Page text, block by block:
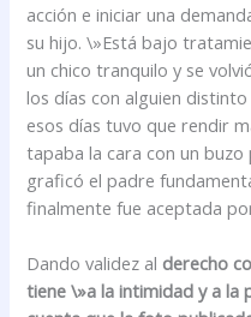
acción e iniciar una
su hijo. \»Está bajo
un chico tranquilo y se
los días con alguien
esos días tuvo que rendir
tapaba la cara con un
graficó el padre
finalmente fue aceptada
Dando validez al derecho
tiene \»a la intimidad y a la